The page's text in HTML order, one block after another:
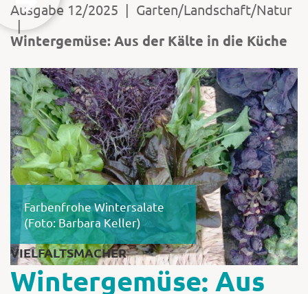
Kontakt
Login
Shop
Ausgabe 12/2025 | Garten/Landschaft/Natur
|
Wintergemüse: Aus der Kälte in die Küche
Farbenfrohe Wintersalate
(Foto: Barbara Keller)
VIELFALTSMACHER
Wintergemüse: Aus